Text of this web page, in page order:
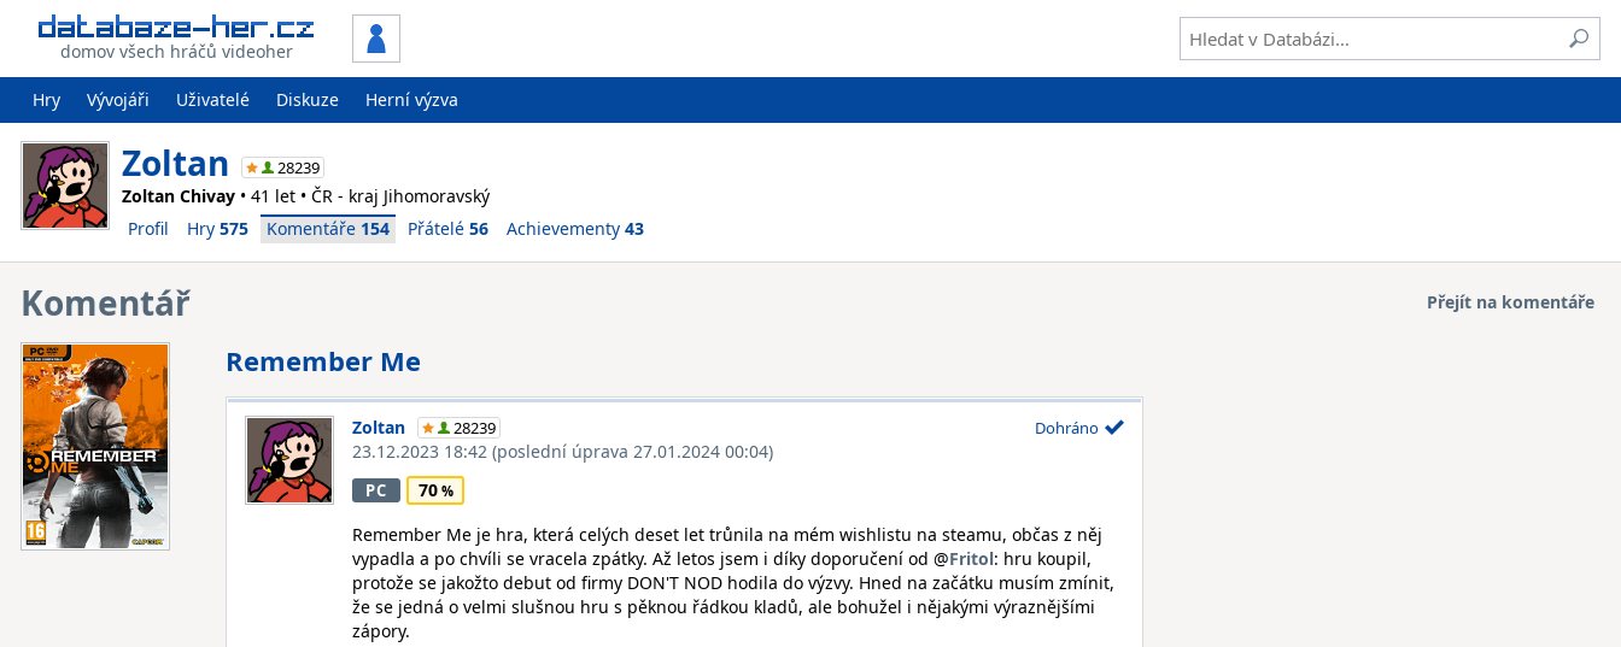
domov všech hráčů videoher
Hry Vývojáři Uživatelé Diskuze Herní výzva
Zoltan 28239
Zoltan Chivay • 41 let • ČR - kraj Jihomoravský
Profil
Hry 575 Komentáře 154 Přátelé 56 Achievementy 43
Komentář Přejít na komentáře
Remember Me
Zoltan 28239
23.12.2023 18:42 (poslední úprava 27.01.2024 00:04)
Dohráno
PC
70
Remember Me je hra, která celých deset let trůnila na mém wishlistu na steamu, občas z něj
vypadla a po chvíli se vracela zpátky. Až letos jsem i díky doporučení od @Fritol: hru koupil,
protože se jakožto debut od firmy DON'T NOD hodila do výzvy. Hned na začátku musím zmínit,
že se jedná o velmi slušnou hru s pěknou řádkou kladů, ale bohužel i nějakými výraznějšími
zápory.